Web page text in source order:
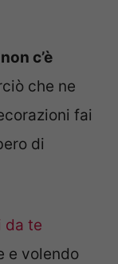
non c’è
che ne
fai
di
da te
e volendo